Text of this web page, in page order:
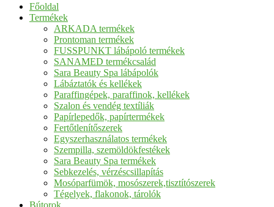
Főoldal
Termékek
ARKADA termékek
Prontoman termékek
FUSSPUNKT lábápoló termékek
SANAMED termékcsalád
Sara Beauty Spa lábápolók
Lábáztatók és kellékek
Paraffingépek, paraffinok, kellékek
Szalon és vendég textíliák
Papírlepedők, papírtermékek
Fertőtlenítőszerek
Egyszerhasználatos termékek
Szempilla, szemöldökfestékek
Sara Beauty Spa termékek
Sebkezelés, vérzéscsillapítás
Mosóparfümök, mosószerek,tisztítószerek
Tégelyek, flakonok, tárolók
Bútorok